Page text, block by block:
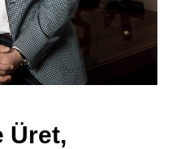
Üret,